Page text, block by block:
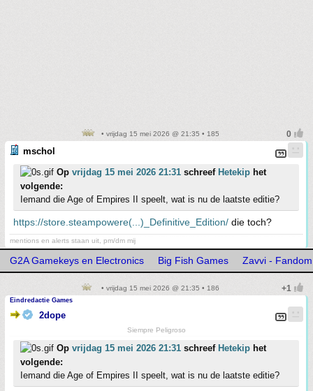
• vrijdag 15 mei 2026 @ 21:35 • 185
mschol
Op vrijdag 15 mei 2026 21:31 schreef Hetekip het
volgende:
Iemand die Age of Empires II speelt, wat is nu de laatste editie?
https://store.steampowere(...)_Definitive_Edition/ die toch?
mentions en alerts staan uit, pm/dm mij
G2A Gamekeys en Electronics Big Fish Games Zavvi -
• vrijdag 15 mei 2026 @ 21:35 • 186
Eindredactie Games
2dope
Siempre Peligroso
Op vrijdag 15 mei 2026 21:31 schreef Hetekip het
volgende:
Iemand die Age of Empires II speelt, wat is nu de laatste editie?